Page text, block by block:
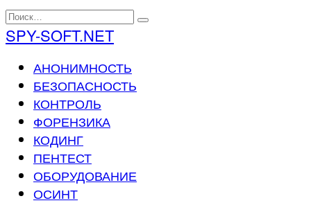
Перейти
к
содержанию
Search
for:
SPY-SOFT.NET
АНОНИМНОСТЬ
БЕЗОПАСНОСТЬ
КОНТРОЛЬ
ФОРЕНЗИКА
КОДИНГ
ПЕНТЕСТ
ОБОРУДОВАНИЕ
ОСИНТ